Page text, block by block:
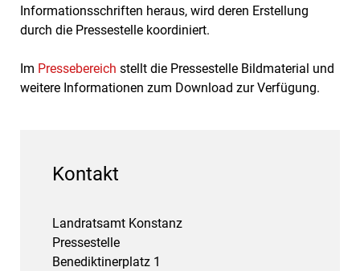
Informationsschriften heraus, wird deren Erstellung
durch die Pressestelle koordiniert.
Im Pressebereich stellt die Pressestelle Bildmaterial und
weitere Informationen zum Download zur Verfügung.
Kontakt
Landratsamt Konstanz
Pressestelle
Benediktinerplatz 1